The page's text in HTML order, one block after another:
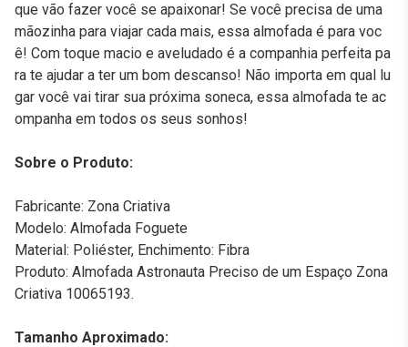
que vão fazer você se apaixonar! Se você precisa de uma
mãozinha para viajar cada mais, essa almofada é para voc
ê! Com toque macio e aveludado é a companhia perfeita pa
ra te ajudar a ter um bom descanso! Não importa em qual lu
gar você vai tirar sua próxima soneca, essa almofada te ac
ompanha em todos os seus sonhos!
Sobre o Produto:
Fabricante: Zona Criativa
Modelo: Almofada Foguete
Material: Poliéster, Enchimento: Fibra
Produto: Almofada Astronauta Preciso de um Espaço Zona
Criativa 10065193.
Tamanho Aproximado: